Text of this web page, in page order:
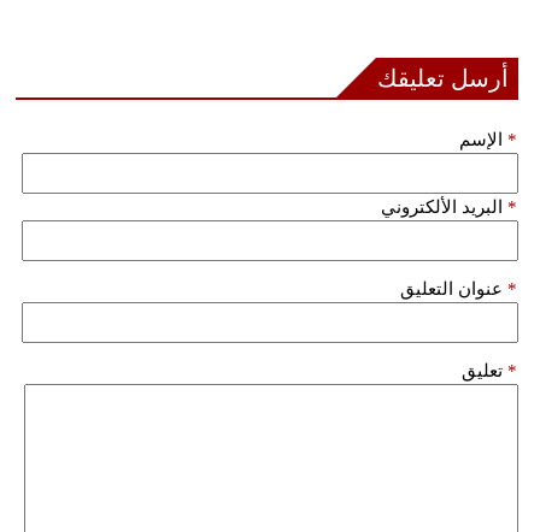
أرسل تعليقك
الإسم *
البريد الألكتروني *
عنوان التعليق *
تعليق *